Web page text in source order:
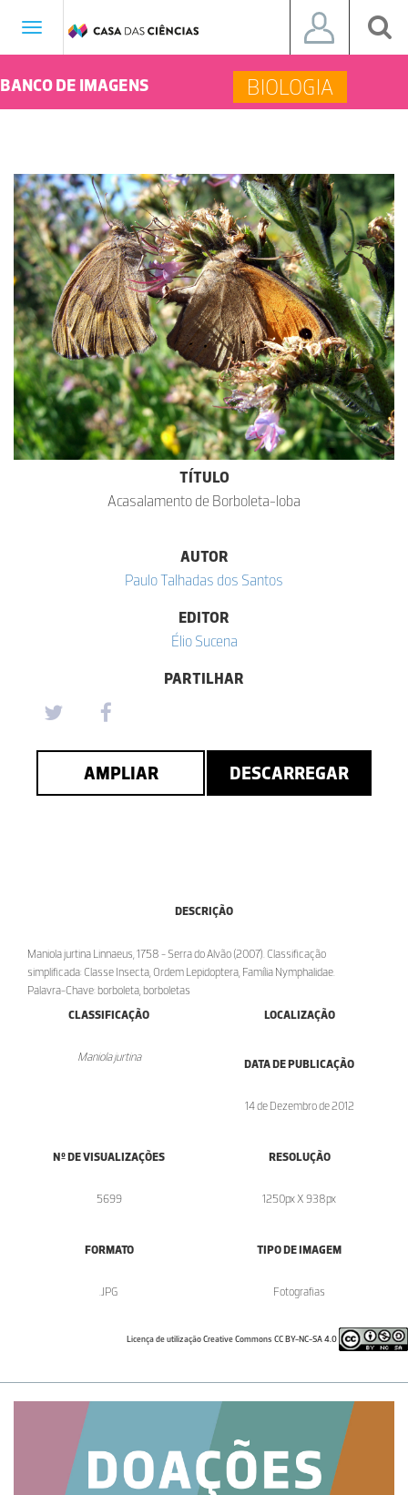
Toggle
BANCO DE IMAGENS BIOLOGIA
TÍTULO
Acasalamento de Borboleta-loba
AUTOR
Paulo Talhadas dos Santos
EDITOR
Élio Sucena
PARTILHAR
AMPLIAR DESCARREGAR
DESCRIÇÃO
Maniola jurtina Linnaeus, 1758 - Serra do Alvão (2007). Classificação
simplificada: Classe Insecta, Ordem Lepidoptera, Família Nymphalidae.
Palavra-Chave: borboleta, borboletas
CLASSIFICAÇÃO
Maniola jurtina
LOCALIZAÇÃO
DATA DE PUBLICAÇÃO
14 de Dezembro de 2012
Nº DE VISUALIZAÇÕES
5699
RESOLUÇÃO
1250px X 938px
FORMATO
.JPG
TIPO DE IMAGEM
Fotografias
Licença de utilização Creative Commons CC BY-NC-SA 4.0